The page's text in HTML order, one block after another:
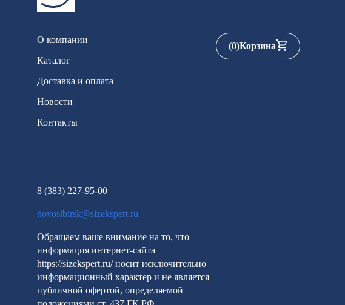
О компании
Каталог
Доставка и оплата
Новости
Контакты
8 (383) 227-95-00
novosibirsk@sizekspert.ru
Обращаем ваше внимание на то, что
информация интернет-сайта
https://sizekspert.ru/ носит исключительно
информационный характер и не является
публичной офертой, определяемой
(0)Корзина